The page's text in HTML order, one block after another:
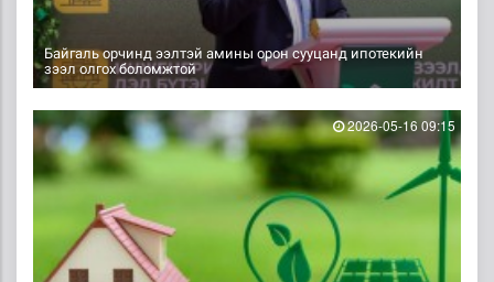
Байгаль орчинд ээлтэй амины орон сууцанд ипотекийн
зээл олгох боломжтой
2026-05-16 09:15